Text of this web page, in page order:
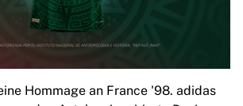
Hommage an France '98. adidas